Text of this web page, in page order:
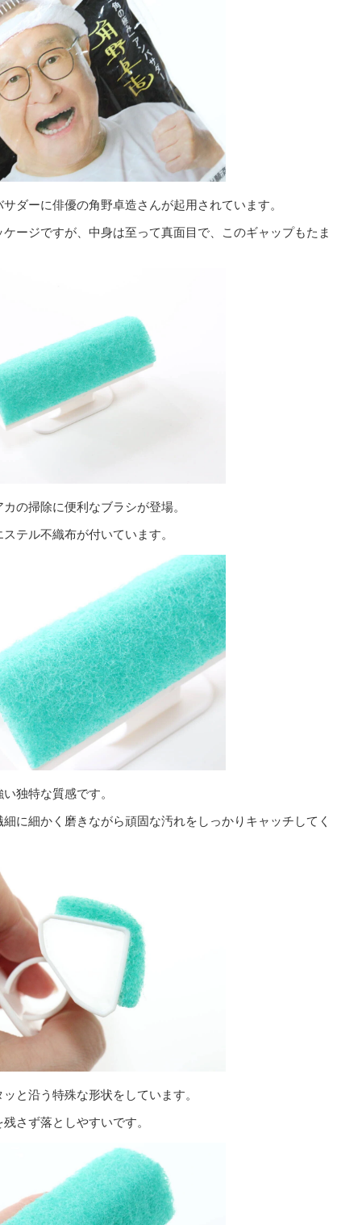
ダーに俳優の角野卓造さんが起用されています。
ージですが、中身は至って真面目で、このギャップもたま
の掃除に便利なブラシが登場。
テル不織布が付いています。
独特な質感です。
に細かく磨きながら頑固な汚れをしっかりキャッチしてく
と沿う特殊な形状をしています。
さず落としやすいです。